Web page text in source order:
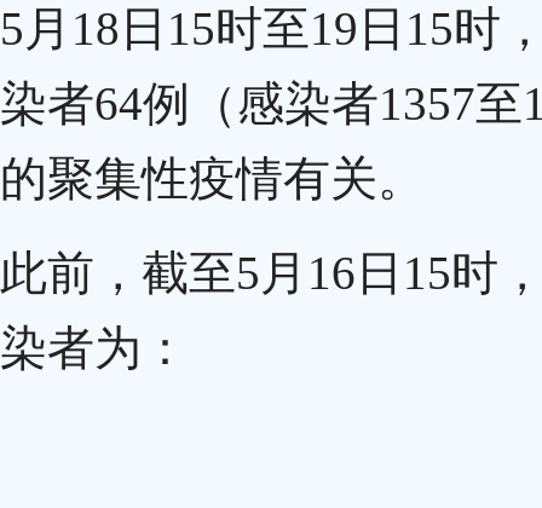
5月18日15时至19日15时
染者64例（感染者1357至
的聚集性疫情有关。
此前，截至5月16日15时
染者为：